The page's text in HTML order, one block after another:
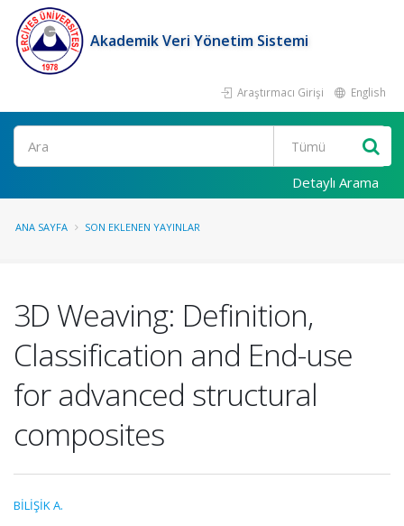
Akademik Veri Yönetim Sistemi
Araştırmacı Girişi English
Ara
Detaylı Arama
ANA SAYFA SON EKLENEN YAYINLAR
3D Weaving: Definition,
Classification and End-use
for advanced structural
composites
BİLİŞİK A.